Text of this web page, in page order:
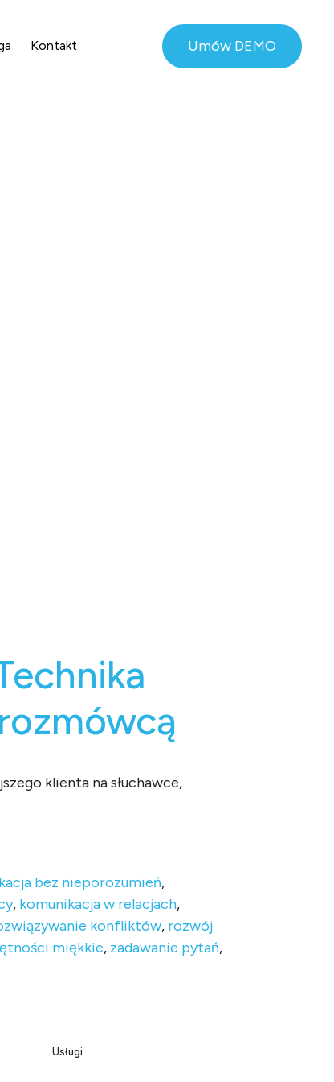
Kontakt Umów DEMO
klienta na słuchawce,
bez nieporozumień,
, komunikacja w relacjach,
konfliktów, rozwój
miękkie, zadawanie pytań,
Usługi